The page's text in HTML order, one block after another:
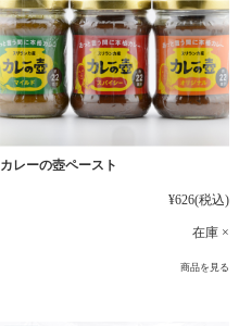
カレーの壺ペースト
¥626(税込)
在庫 ×
商品を見る